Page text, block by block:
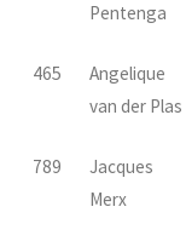
Pentenga
465
Angelique
van der Plas
789
Jacques
Merx